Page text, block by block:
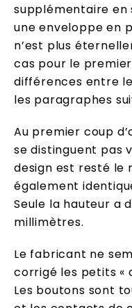
supplémentaire en
une enveloppe en
n’est plus
cas pour le
différences entre
les paragraphes
Au premier coup
se distinguent pas
design est resté le
également
Seule la hauteur a
millimètres.
Le fabricant ne
corrigé les petits «
Les boutons sont